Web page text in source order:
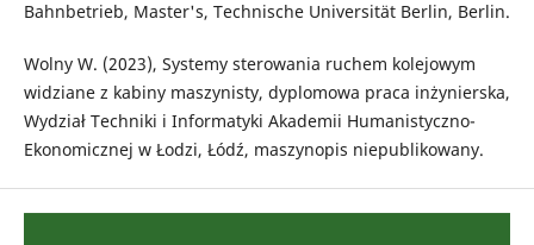
Bahnbetrieb, Master's, Technische Universität Berlin, Berlin.
Wolny W. (2023), Systemy sterowania ruchem kolejowym
widziane z kabiny maszynisty, dyplomowa praca inżynierska,
Wydział Techniki i Informatyki Akademii Humanistyczno-
Ekonomicznej w Łodzi, Łódź, maszynopis niepublikowany.